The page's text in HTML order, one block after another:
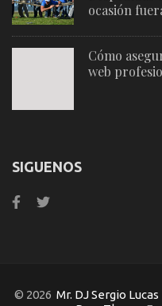
ocasión
Cómo
web
SIGUENOS
© 2026 Mr. DJ Sergio Lucas